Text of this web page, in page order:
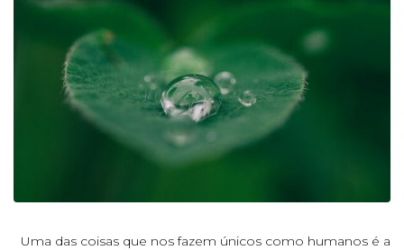
Uma das coisas que nos fazem únicos como humanos é a